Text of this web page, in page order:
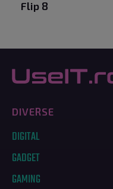
Flip 8
DIVERSE
DIGITAL
GADGET
GAMING